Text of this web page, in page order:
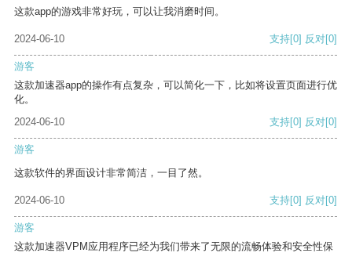
这款app的游戏非常好玩，可以让我消磨时间。
2024-06-10 支持[0] 反对[0]
游客
这款加速器app的操作有点复杂，可以简化一下，比如将设置页面进行优
化。
2024-06-10
支持[0] 反对[0]
游客
这款软件的界面设计非常简洁，一目了然。
2024-06-10 支持[0] 反对[0]
游客
这款加速器VPM应用程序已经为我们带来了无限的流畅体验和安全性保